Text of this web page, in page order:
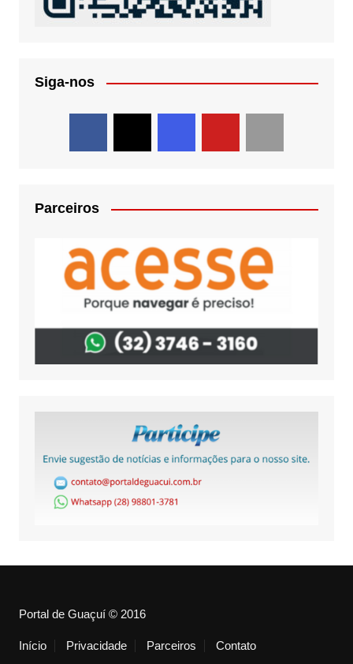
Siga-nos
Parceiros
Portal de Guaçuí © 2016
Início Privacidade Parceiros Contato